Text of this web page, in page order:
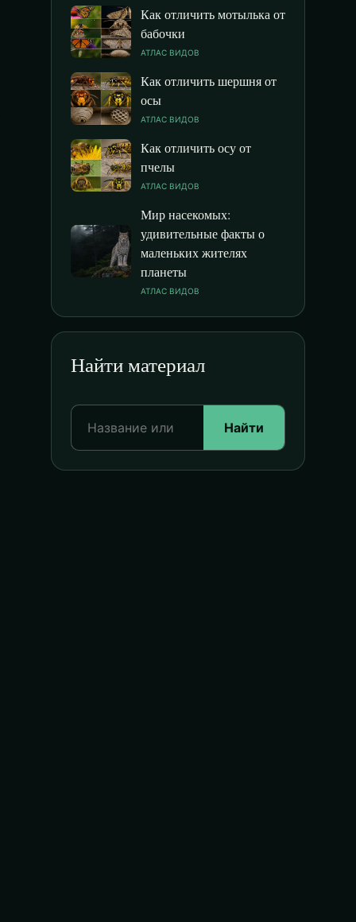
Как отличить мотылька от
бабочки
АТЛАС ВИДОВ
Как отличить шершня от
осы
АТЛАС ВИДОВ
Как отличить осу от
пчелы
АТЛАС ВИДОВ
Мир насекомых:
удивительные факты о
маленьких жителях
планеты
АТЛАС ВИДОВ
Найти материал
Найти